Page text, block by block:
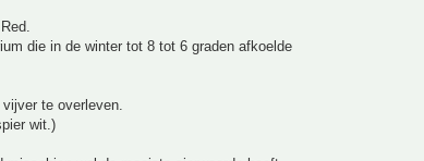
die in de winter tot 8 tot 6 graden afkoelde
te overleven.
wit.)